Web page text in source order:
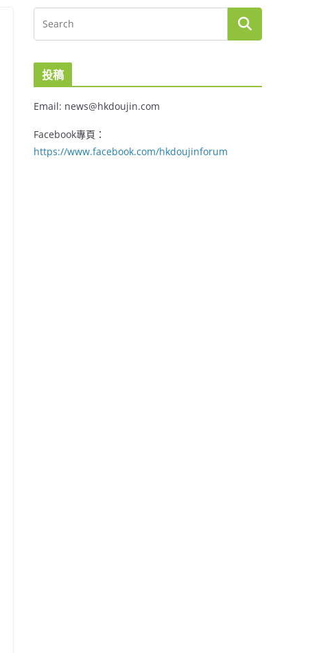
投稿
Email: news@hkdoujin.com
Facebook專頁：
https://www.facebook.com/hkdoujinforum